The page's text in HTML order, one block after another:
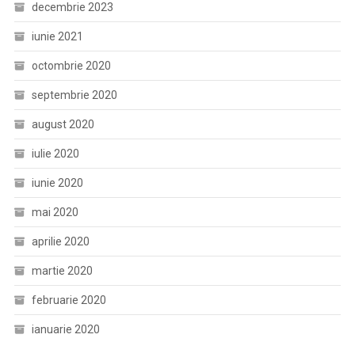
decembrie 2023
iunie 2021
octombrie 2020
septembrie 2020
august 2020
iulie 2020
iunie 2020
mai 2020
aprilie 2020
martie 2020
februarie 2020
ianuarie 2020